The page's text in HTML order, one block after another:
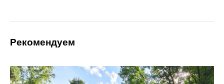
Рекомендуем